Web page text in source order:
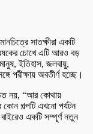
সাতক্ষীরা একটি
চোখে এটি আরও বড়
ইতিহাস, জলবায়ু,
পরীক্ষায় অবতীর্ণ হচ্ছে।
নয়, “আর কোথায়
কোন গল্পটি এখনো পর্যটন
একটি সম্পূর্ণ নতুন